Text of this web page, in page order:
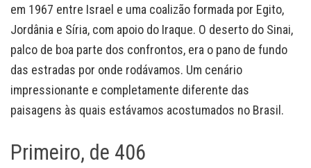
em 1967 entre Israel e uma coalizão formada por Egito,
Jordânia e Síria, com apoio do Iraque. O deserto do Sinai,
palco de boa parte dos confrontos, era o pano de fundo
das estradas por onde rodávamos. Um cenário
impressionante e completamente diferente das
paisagens às quais estávamos acostumados no Brasil.
Primeiro, de 406